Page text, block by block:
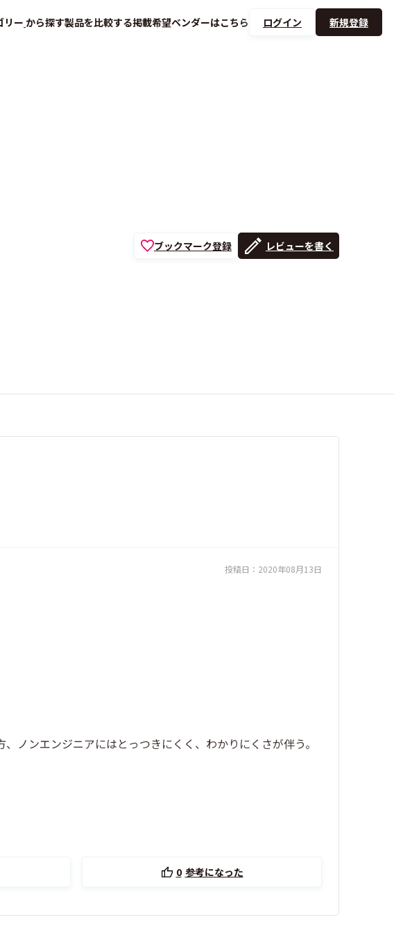
リー から探す製品を比較する掲載希望ベンダーはこちら ログイン 新規登録
ブックマーク登録 レビューを書く
投稿日： 2020年08月13日
ノンエンジニアにはとっつきにくく、わかりにくさが伴う。
0 参考になった